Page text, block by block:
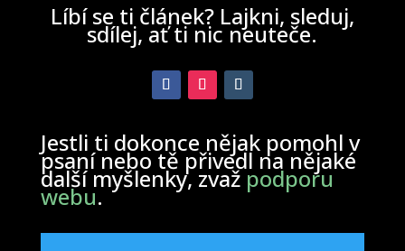
Líbí se ti článek? Lajkni, sleduj,
sdílej, ať ti nic neuteče.
Jestli ti dokonce nějak pomohl v
psaní nebo tě přivedl na nějaké
další myšlenky, zvažpodporu
webu.